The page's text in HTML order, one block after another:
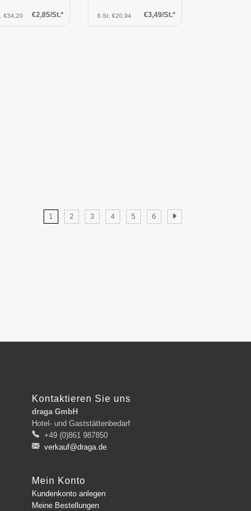
€34,20 €2,85/St.* 6 St. €20,94 €3,49/St.*
1 2 3 4 5 6
Kontaktieren Sie uns
draga GmbH
Hotel- und Gaststättenbedarf
+49 (0)861 987850
verkauf@draga.de
Mein Konto
Kundenkonto anlegen
Meine Bestellungen